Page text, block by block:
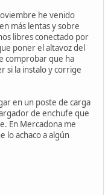
he venido
más lentas y sobre
libres conectado por
poner el altavoz del
comprobar que ha
si la instalo y corrige
en un poste de carga
de enchufe que
En Mercadona me
lo achaco a algún